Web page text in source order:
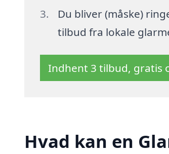
Du bliver (måske)
tilbud fra lokale
Indhent 3 tilbud, gratis
Hvad kan en